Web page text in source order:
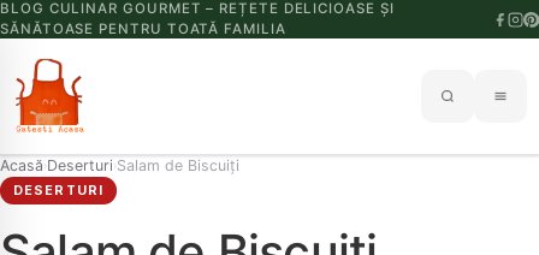
BLOG CULINAR GOURMET – REȚETE DELICIOASE ȘI
SĂNĂTOASE PENTRU TOATĂ FAMILIA
Acasă›Deserturi›Salam de Biscuiți
DESERTURI